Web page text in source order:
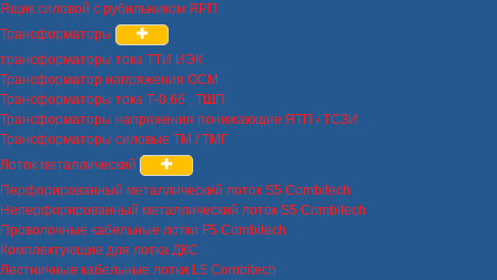
Ящик силовой с рубильником ЯРП
Трансформаторы
трансформаторы тока ТТИ ИЭК
Трансформатор напряжения ОСМ
Трансформаторы тока Т-0.66 , ТШП
Трансформаторы напряжения понижающие ЯТП / ТСЗИ
Трансформаторы силовые ТМ / ТМГ
Лоток металлический
Перфорированный металлический лоток S5 Combitech
Неперфорированный металлический лоток S5 Combitech
Проволочные кабельные лотки F5 Combitech
Комплектующие для лотка ДКС
Лестничные кабельные лотки L5 Combitech